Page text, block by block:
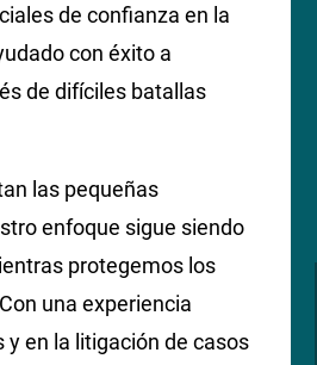
de confianza en la
con éxito a
de difíciles batallas
las pequeñas
enfoque sigue siendo
protegemos los
una experiencia
en la litigación de casos